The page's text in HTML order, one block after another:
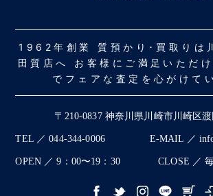
1962年創業 質預かり･買取りは
田質店へ お客様にご満足いただ
でフェアな査定を心がけて
〒210-0837 神奈川県川崎市川崎区
TEL ／ 044-344-0006 E-MAIL ／
OPEN ／ 9：00〜19：30 CLOSE ／